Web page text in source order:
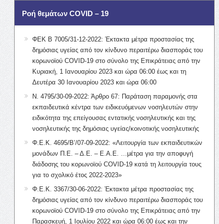
Ροή θεμάτων COVID – 19
ΦΕΚ Β 7005/31-12-2022: Έκτακτα μέτρα προστασίας της
δημόσιας υγείας από τον κίνδυνο περαιτέρω διασποράς του
κορωνοϊού COVID-19 στο σύνολο της Επικράτειας από την
Κυριακή, 1 Ιανουαρίου 2023 και ώρα 06:00 έως και τη
Δευτέρα 30 Ιανουαρίου 2023 και ώρα 06:00
Ν. 4795/30-09-2022: Άρθρο 67: Παράταση παραμονής στα
εκπαιδευτικά κέντρα των ειδικευόμενων νοσηλευτών στην
ειδικότητα της επείγουσας εντατικής νοσηλευτικής και της
νοσηλευτικής της δημόσιας υγείας/κοινοτικής νοσηλευτικής
Φ.Ε.Κ. 4695/Β’/07-09-2022: «Λειτουργία των εκπαιδευτικών
μονάδων Π.Ε. – Δ.Ε. – Ε.Α.Ε. …μέτρα για την αποφυγή
διάδοσης του κορωνοϊού COVID-19 κατά τη λειτουργία τους
για το σχολικό έτος 2022-2023»
Φ.Ε.Κ. 3367/30-06-2022: Έκτακτα μέτρα προστασίας της
δημόσιας υγείας από τον κίνδυνο περαιτέρω διασποράς του
κορωνοϊού COVID-19 στο σύνολο της Επικράτειας από την
Παρασκευή, 1 Ιουλίου 2022 και ώρα 06:00 έως και την